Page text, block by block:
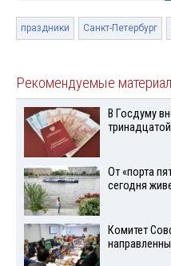
праздники Санкт-Петербург
Рекомендуемые
В Госдуму
От «порта
сегодня
Комитет